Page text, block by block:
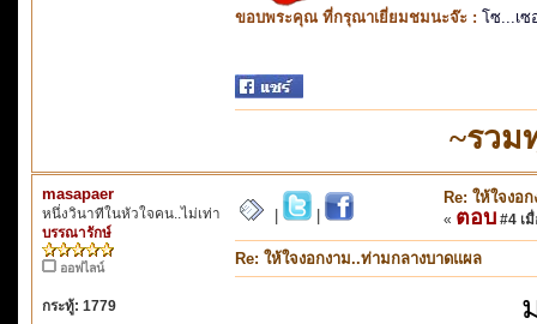
ขอบพระคุณ ที่กรุณาเยี่ยมชมนะจ๊ะ : โซ...เซ
~รวม
masapaer
หนึ่งวินาทีในหัวใจคน..ไม่เท่า
บรรณารักษ์
ออฟไลน์
กระทู้: 1779
Re: ให้ใจงอ
« ตอบ #4 เ
Re: ให้ใจงอกงาม..ท่ามกลางบาดแผล